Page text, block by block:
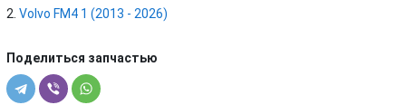
Volvo FM4 1 (2013 - 2026)
Поделиться запчастью